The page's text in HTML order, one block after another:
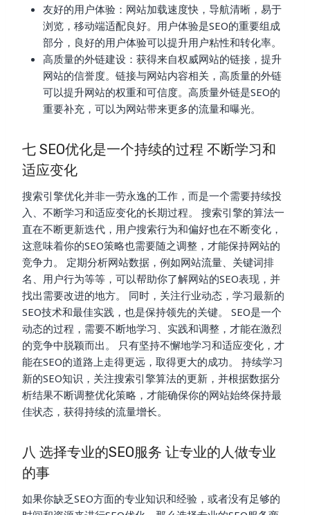
友好的用户体验：网站加载速度快，导航清晰，易于
浏览，移动端适配良好。用户体验是SEO的重要组成
部分，良好的用户体验可以提升用户粘性和转化率。
高质量的外链建设：获得来自权威网站的链接，提升
网站的信誉度。链接与网站内容相关，高质量的外链
可以提升网站的权重和可信度。高质量外链是SEO的
重要补充，可以为网站带来更多的流量和曝光。
七 SEO优化是一个持续的过程 不断学习和
适应变化
搜索引擎优化并非一劳永逸的工作，而是一个需要持续投
入、不断学习和适应变化的长期过程。 搜索引擎的算法一
直在不断更新迭代，用户搜索行为和偏好也在不断变化，
这意味着你的SEO策略也需要随之调整，才能保持网站的
竞争力。 定期分析网站数据，例如网站流量、关键词排
名、用户行为等等，可以帮助你了解网站的SEO表现，并
找出需要改进的地方。 同时，关注行业动态，学习最新的
SEO技术和最佳实践，也是保持领先的关键。 SEO是一个
动态的过程，需要不断地学习、实践和调整，才能在激烈
的竞争中脱颖而出。 只有坚持不懈地学习和适应变化，才
能在SEO的道路上走得更远，取得更大的成功。 持续学习
新的SEO知识，关注搜索引擎算法的更新，并根据数据分
析结果不断调整优化策略，才能确保你的网站始终保持最
佳状态，获得持续的流量增长。
八 选择专业的SEO服务 让专业的人做专业
的事
如果你缺乏SEO方面的专业知识和经验，或者没有足够的